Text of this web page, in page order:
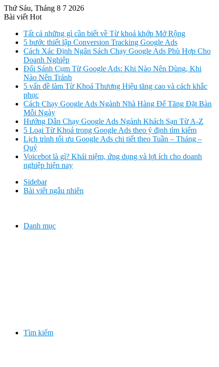
Thứ Sáu, Tháng 8 7 2026
Bài viết Hot
Tất cả những gì cần biết về Từ khoá khớp Mở Rộng
5 bước thiết lập Conversion Tracking Google Ads
Cách Xác Định Ngân Sách Chạy Google Ads Phù Hợp Cho
Doanh Nghiệp
Đối Sánh Cụm Từ Google Ads: Khi Nào Nên Dùng, Khi
Nào Nên Tránh
5 vấn đề làm Từ Khoá Thương Hiệu tăng cao và cách khắc
phục
Cách Chạy Google Ads Ngành Nhà Hàng Để Tăng Đặt Bàn
Mỗi Ngày
Hướng Dẫn Chạy Google Ads Ngành Khách Sạn Từ A-Z
5 Loại Từ Khoá trong Google Ads theo ý định tìm kiếm
Lịch trình tối ưu Google Ads chi tiết theo Tuần – Tháng –
Quý
Voicebot là gì? Khái niệm, ứng dụng và lợi ích cho doanh
nghiệp hiện nay
Sidebar
Bài viết ngẫu nhiên
Danh mục
Tìm kiếm